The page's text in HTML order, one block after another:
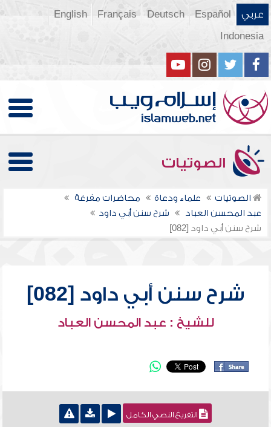
عربي Español
Deutsch
Français
English
Indonesia
الصوتيات
الصوتيات علماء ودعاة
محاضرات مفرغة
عبد المحسن العباد
شرح سنن أبي داود
شرح سنن أبي داود [082]
شرح سنن أبي داود [082]
للشيخ : عبد المحسن العباد
التفريغ النصي الكامل